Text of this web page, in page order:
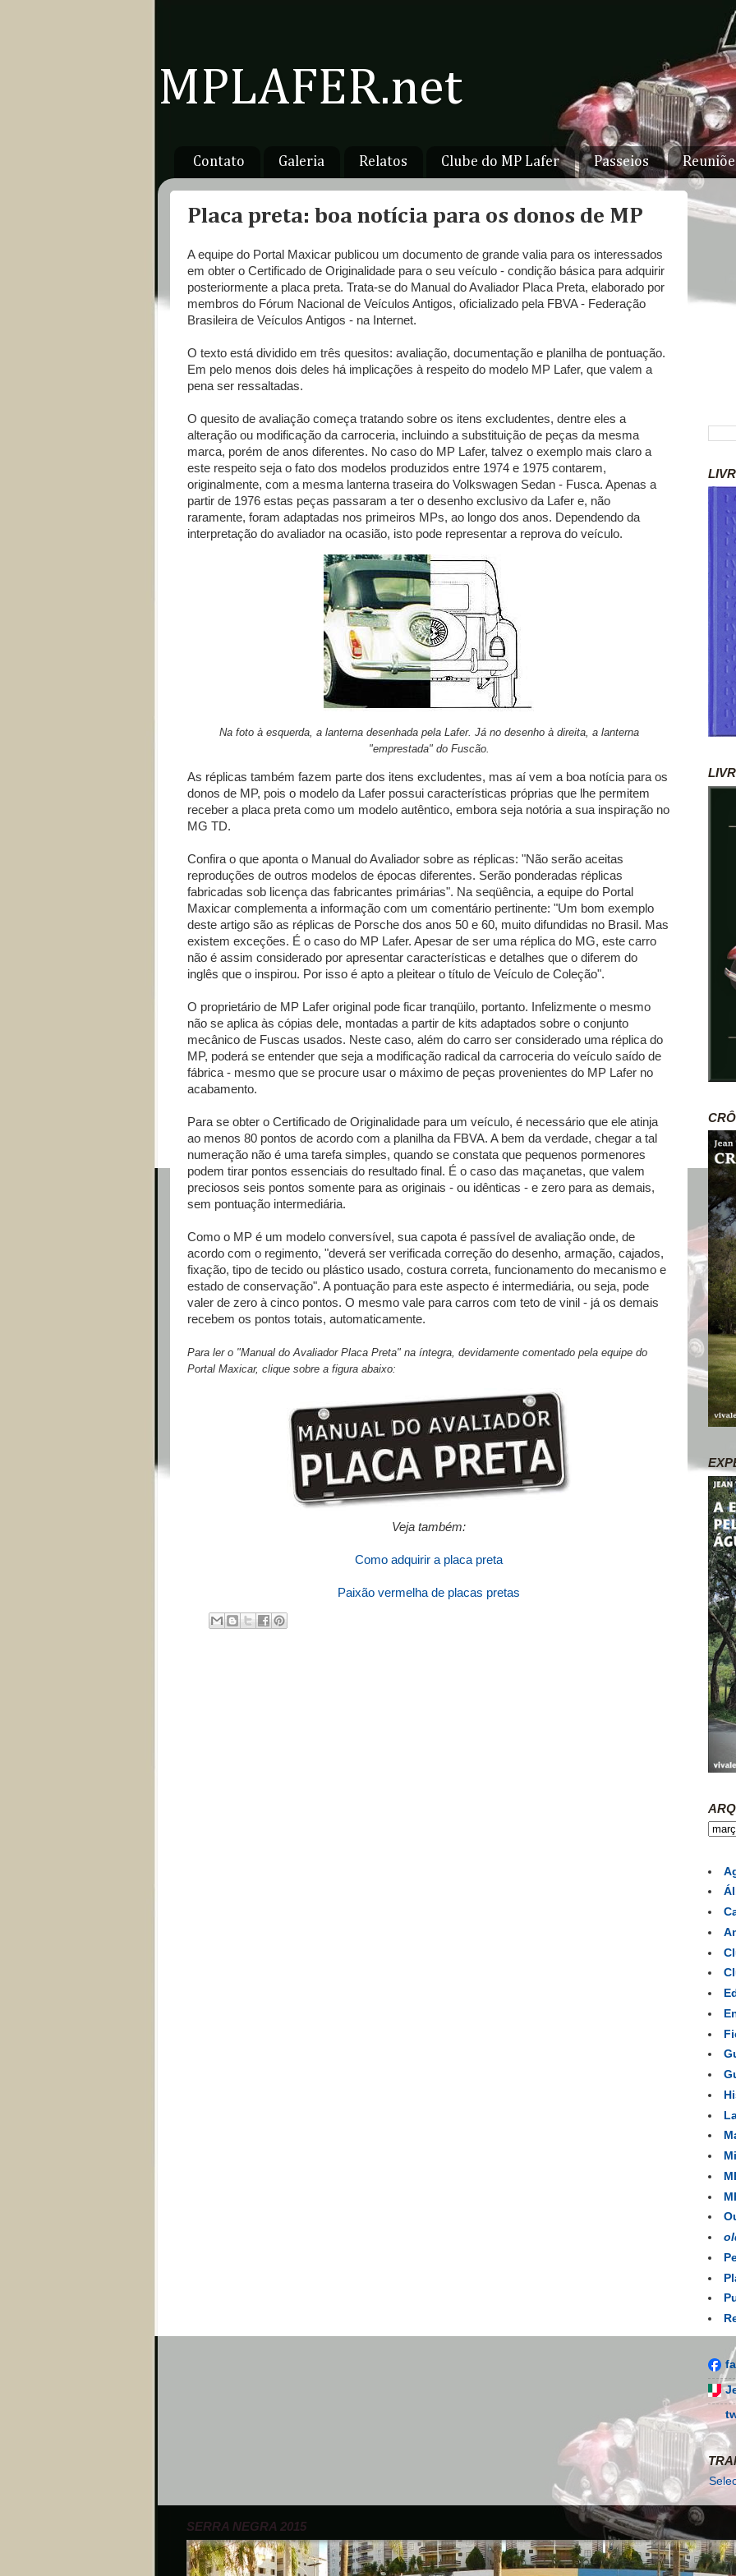
MPLAFER.net
Contato Galeria Relatos Clube do MP Lafer Passeios
Placa preta: boa notícia para os donos de MP
A equipe do Portal Maxicar publicou um documento de grande valia para os interessados
em obter o Certificado de Originalidade para o seu veículo - condição básica para adquirir
posteriormente a placa preta. Trata-se do Manual do Avaliador Placa Preta, elaborado por
membros do Fórum Nacional de Veículos Antigos, oficializado pela FBVA - Federação
Brasileira de Veículos Antigos - na Internet.
O texto está dividido em três quesitos: avaliação, documentação e planilha de pontuação.
Em pelo menos dois deles há implicações à respeito do modelo MP Lafer, que valem a
pena ser ressaltadas.
O quesito de avaliação começa tratando sobre os itens excludentes, dentre eles a
alteração ou modificação da carroceria, incluindo a substituição de peças da mesma
marca, porém de anos diferentes. No caso do MP Lafer, talvez o exemplo mais claro a
este respeito seja o fato dos modelos produzidos entre 1974 e 1975 contarem,
originalmente, com a mesma lanterna traseira do Volkswagen Sedan - Fusca. Apenas a
partir de 1976 estas peças passaram a ter o desenho exclusivo da Lafer e, não
raramente, foram adaptadas nos primeiros MPs, ao longo dos anos. Dependendo da
interpretação do avaliador na ocasião, isto pode representar a reprova do veículo.
Na foto à esquerda, a lanterna desenhada pela Lafer. Já no desenho à direita, a lanterna
"emprestada" do Fuscão.
As réplicas também fazem parte dos itens excludentes, mas aí vem a boa notícia para os
donos de MP, pois o modelo da Lafer possui características próprias que lhe permitem
receber a placa preta como um modelo autêntico, embora seja notória a sua inspiração no
MG TD.
Confira o que aponta o Manual do Avaliador sobre as réplicas: "Não serão aceitas
reproduções de outros modelos de épocas diferentes. Serão ponderadas réplicas
fabricadas sob licença das fabricantes primárias". Na seqüência, a equipe do Portal
Maxicar complementa a informação com um comentário pertinente: "Um bom exemplo
deste artigo são as réplicas de Porsche dos anos 50 e 60, muito difundidas no Brasil. Mas
existem exceções. É o caso do MP Lafer. Apesar de ser uma réplica do MG, este carro
não é assim considerado por apresentar características e detalhes que o diferem do
inglês que o inspirou. Por isso é apto a pleitear o título de Veículo de Coleção".
O proprietário de MP Lafer original pode ficar tranqüilo, portanto. Infelizmente o mesmo
não se aplica às cópias dele, montadas a partir de kits adaptados sobre o conjunto
mecânico de Fuscas usados. Neste caso, além do carro ser considerado uma réplica do
MP, poderá se entender que seja a modificação radical da carroceria do veículo saído de
fábrica - mesmo que se procure usar o máximo de peças provenientes do MP Lafer no
acabamento.
Para se obter o Certificado de Originalidade para um veículo, é necessário que ele atinja
ao menos 80 pontos de acordo com a planilha da FBVA. A bem da verdade, chegar a tal
numeração não é uma tarefa simples, quando se constata que pequenos pormenores
podem tirar pontos essenciais do resultado final. É o caso das maçanetas, que valem
preciosos seis pontos somente para as originais - ou idênticas - e zero para as demais,
sem pontuação intermediária.
Como o MP é um modelo conversível, sua capota é passível de avaliação onde, de
acordo com o regimento, "deverá ser verificada correção do desenho, armação, cajados,
fixação, tipo de tecido ou plástico usado, costura correta, funcionamento do mecanismo e
estado de conservação". A pontuação para este aspecto é intermediária, ou seja, pode
valer de zero à cinco pontos. O mesmo vale para carros com teto de vinil - já os demais
recebem os pontos totais, automaticamente.
Para ler o "Manual do Avaliador Placa Preta" na íntegra, devidamente comentado pela equipe do
Portal Maxicar, clique sobre a figura abaixo:
Veja também:
Como adquirir a placa preta
Paixão vermelha de placas pretas
SERRA NEGRA 2015